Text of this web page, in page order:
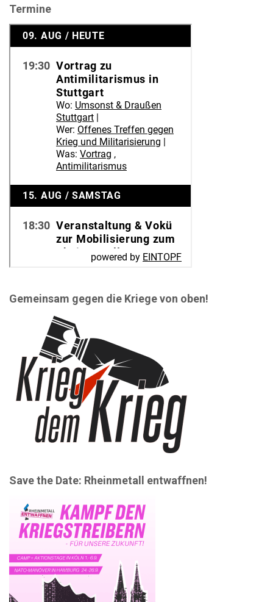
Termine
Gemeinsam gegen die Kriege von oben!
Save the Date: Rheinmetall entwaffnen!